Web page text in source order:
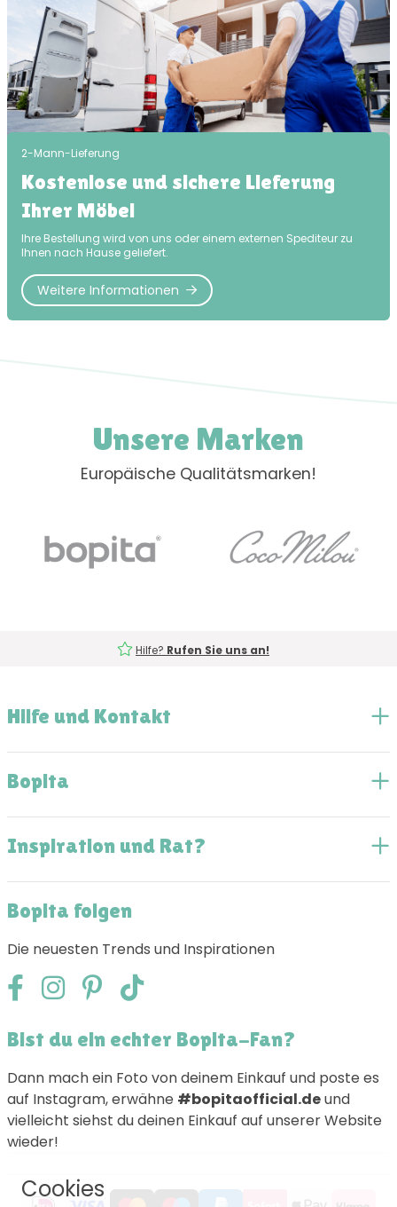
2-Mann-Lieferung
Kostenlose und sichere Lieferung
Ihrer Möbel
Ihre Bestellung wird von uns oder einem externen Spediteur zu
Ihnen nach Hause geliefert.
Weitere Informationen
Unsere Marken
Europäische Qualitätsmarken!
Hilfe? Rufen Sie uns an!
Hilfe und Kontakt
Bopita
Inspiration und Rat?
Bopita folgen
Die neuesten Trends und Inspirationen
Bist du ein echter Bopita-Fan?
Dann mach ein Foto von deinem Einkauf und poste es
auf Instagram, erwähne #bopitaofficial.deund
vielleicht siehst du deinen Einkauf auf unserer Website
wieder!
Cookies